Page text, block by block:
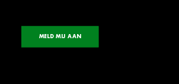
MELD MIJ AAN